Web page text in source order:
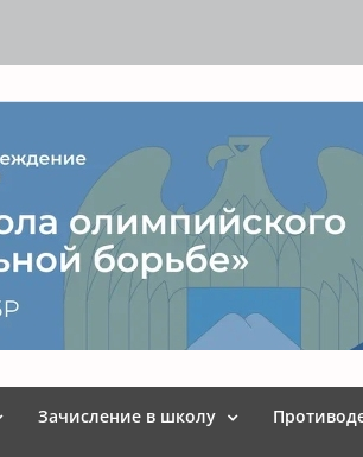
Зачисление в школу